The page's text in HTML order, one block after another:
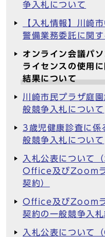
争入札について
【入札情報】川崎
警備業務委託に関
オンライン会議パ
ライセンスの使用
結果について
川崎市民プラザ庭
般競争入札について
3歳児健康診査に係
般競争入札について
入札公表について
Office及びZoomラ
契約）
Office及びZoomラ
契約の一般競争入
入札公表について